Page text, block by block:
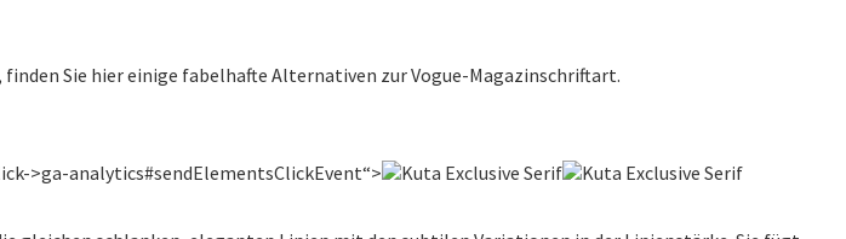
Sie hier einige fabelhafte Alternativen zur Vogue-Magazinschriftart.
>ga-analytics#sendElementsClickEvent“>